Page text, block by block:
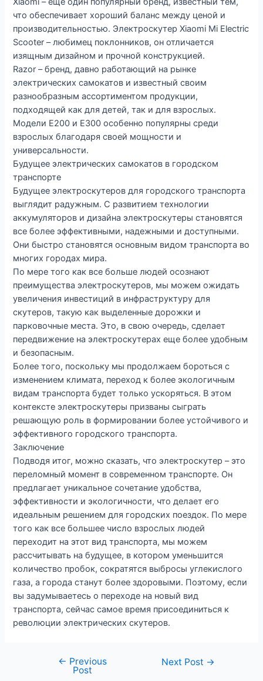
что обеспечивает хороший баланс между ценой и
производительностью. Электроскутер Xiaomi Mi Electric
Scooter – любимец поклонников, он отличается
изящным дизайном и прочной конструкцией.
Razor – бренд, давно работающий на рынке
электрических самокатов и известный своим
разнообразным ассортиментом продукции,
подходящей как для детей, так и для взрослых.
Модели E200 и E300 особенно популярны среди
взрослых благодаря своей мощности и
универсальности.
Будущее электрических самокатов в городском
транспорте
Будущее электроскутеров для городского транспорта
выглядит радужным. С развитием технологии
аккумуляторов и дизайна электроскутеры становятся
все более эффективными, надежными и доступными.
Они быстро становятся основным видом транспорта во
многих городах мира.
По мере того как все больше людей осознают
преимущества электроскутеров, мы можем ожидать
увеличения инвестиций в инфраструктуру для
скутеров, такую как выделенные дорожки и
парковочные места. Это, в свою очередь, сделает
передвижение на электроскутерах еще более удобным
и безопасным.
Более того, поскольку мы продолжаем бороться с
изменением климата, переход к более экологичным
видам транспорта будет только ускоряться. В этом
контексте электроскутеры призваны сыграть
решающую роль в формировании более устойчивого и
эффективного городского транспорта.
Заключение
Подводя итог, можно сказать, что электроскутер – это
переломный момент в современном транспорте. Он
предлагает уникальное сочетание удобства,
эффективности и экологичности, что делает его
идеальным решением для городских поездок. По мере
того как все большее число взрослых людей
переходит на этот вид транспорта, мы можем
рассчитывать на будущее, в котором уменьшится
количество пробок, сократятся выбросы углекислого
газа, а города станут более здоровыми. Поэтому, если
вы задумываетесь о переходе на новый вид
транспорта, сейчас самое время присоединиться к
революции электрических скутеров.
navigation
← Previous
Post
Next Post →